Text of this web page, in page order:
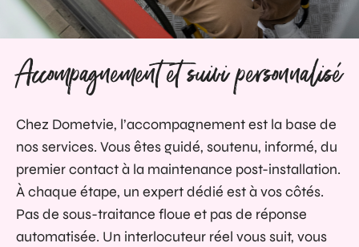
Accompagnement et suivi personnalisé
Chez Dometvie, l’accompagnement est la base de
nos services. Vous êtes guidé, soutenu, informé, du
premier contact à la maintenance post-installation.
À chaque étape, un expert dédié est à vos côtés.
Pas de sous-traitance floue et pas de réponse
automatisée. Un interlocuteur réel vous suit, vous